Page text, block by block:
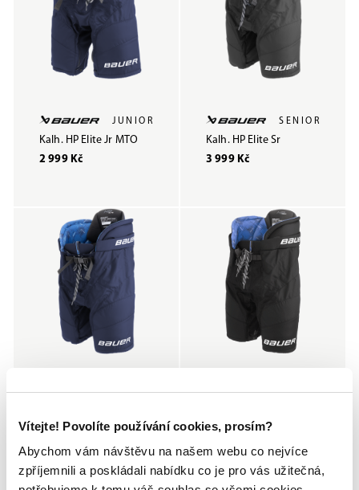
Vítejte! Povolíte používání cookies, prosím?
Abychom vám návštěvu na našem webu co nejvíce
zpříjemnili a poskládali nabídku co je pro vás užitečná,
JUNIOR
Kalh. HP Elite Jr MTO
2 999 Kč
SENIOR
Kalh. HP Elite Sr
3 999 Kč
SENIOR
3 999 Kč
Kalh. HP PERF Int
2 899 Kč